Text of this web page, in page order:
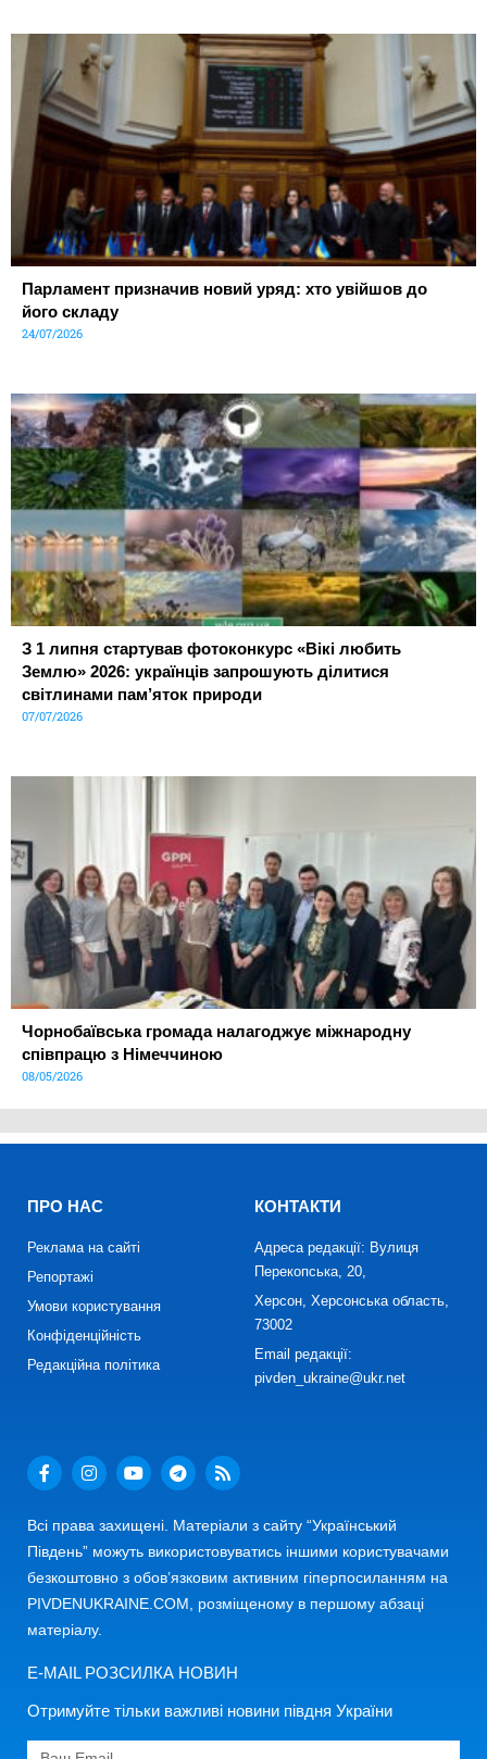
Парламент призначив новий уряд: хто увійшов до
його складу
24/07/2026
З 1 липня стартував фотоконкурс «Вікі любить
Землю» 2026: українців запрошують ділитися
світлинами пам’яток природи
07/07/2026
Чорнобаївська громада налагоджує міжнародну
співпрацю з Німеччиною
08/05/2026
ПРО НАС
Реклама на сайті
Репортажі
Умови користування
Конфіденційність
Редакційна політика
КОНТАКТИ
Адреса редакції: Вулиця
Перекопська, 20,
Херсон, Херсонська область,
73002
Email редакції:
pivden_ukraine@ukr.net
Всі права захищені. Матеріали з сайту “Український
Південь” можуть використовуватись іншими користувачами
безкоштовно з обов’язковим активним гіперпосиланням на
PIVDENUKRAINE.COM, розміщеному в першому абзаці
матеріалу.
E-MAIL РОЗСИЛКА НОВИН
Отримуйте тільки важливі новини півдня України